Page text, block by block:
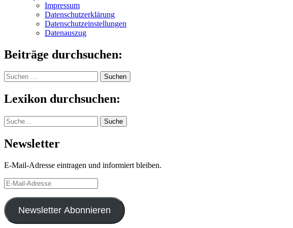
Impressum
Datenschutzerklärung
Datenschutzeinstellungen
Datenauszug
Beiträge durchsuchen:
Suchen
nach:
Lexikon durchsuchen:
Suche Suche
Newsletter
E-Mail-Adresse eintragen und informiert bleiben.
E-
Mail-
Adresse
Newsletter Abonnieren